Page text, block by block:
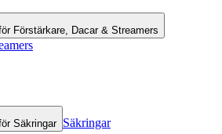
Förstärkare, Dacar & Streamers
Säkringar Säkringar